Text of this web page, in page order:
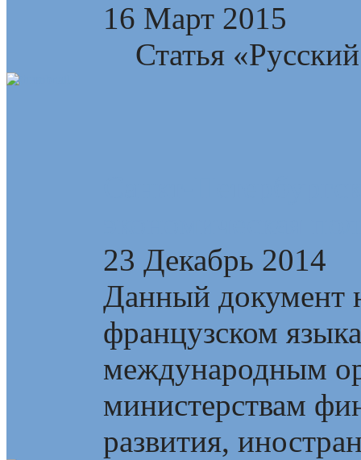
16 Март 2015
Статья
23 Декабрь 2014
Данный документ
французском
международным
министерствам
развития,